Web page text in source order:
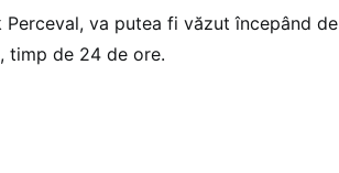
Perceval, va putea fi văzut începând de
timp de 24 de ore.